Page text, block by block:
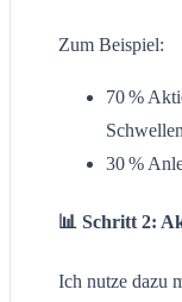
Zum Beispiel:
70 %
30 %
📊 Schritt 2:
Ich nutze dazu